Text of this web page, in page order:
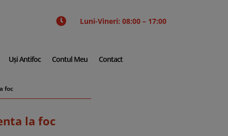
 Luni-Vineri: 08:00 – 17:00
Uși Antifoc Contul Meu Contact
foc
la foc